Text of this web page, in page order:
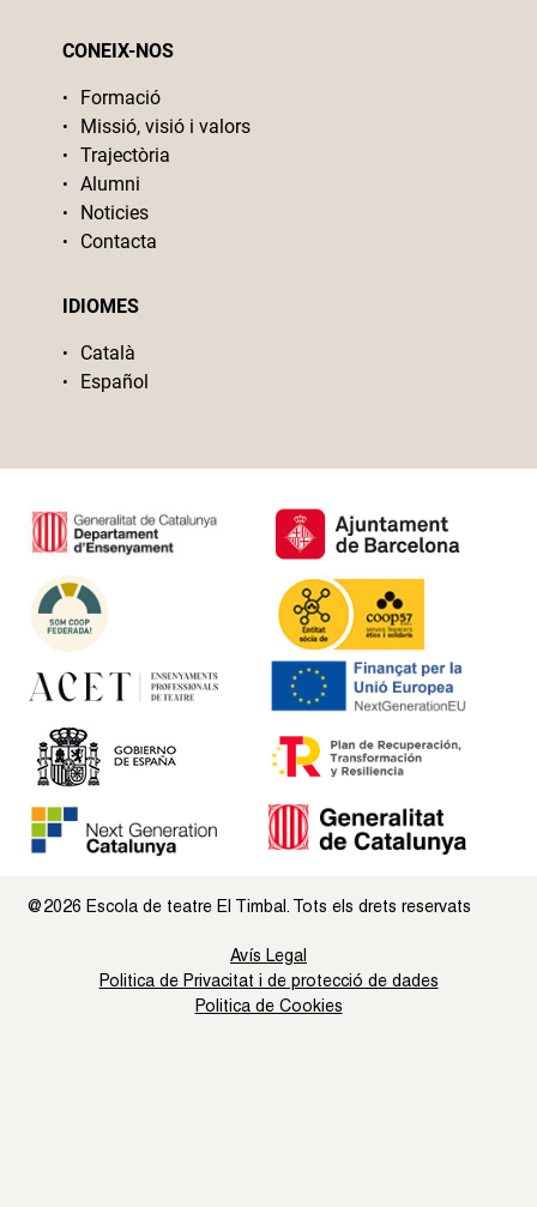
CONEIX-NOS
Formació
Missió, visió i valors
Trajectòria
Alumni
Noticies
Contacta
IDIOMES
Català
Español
@2026 Escola de teatre El Timbal. Tots els drets reservats
Avís Legal
Politica de Privacitat i de protecció de dades
Politica de Cookies